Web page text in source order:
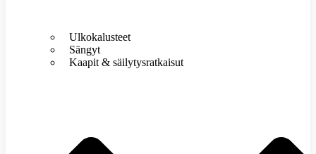
Ulkokalusteet
Sängyt
Kaapit & säilytysratkaisut